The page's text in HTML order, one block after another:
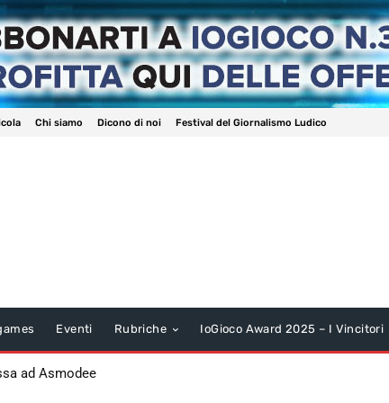
Chi siamo Dicono di noi Festival del Giornalismo Ludico
Eventi Rubriche IoGioco Award 2025 – I Vincitori
ad Asmodee